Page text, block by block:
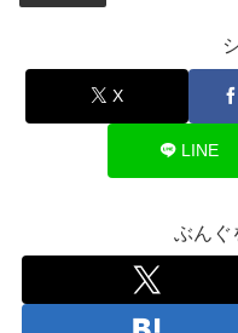
X
LINE
ぶんぐ